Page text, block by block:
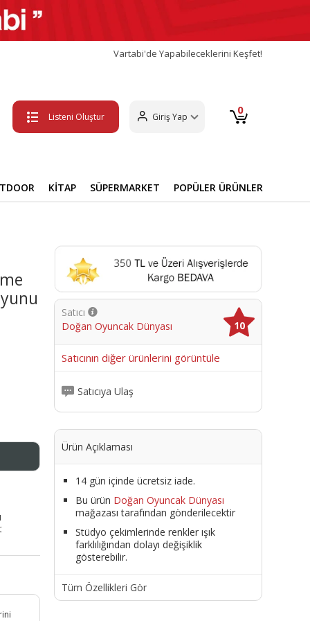
Vartabi'de Yapabileceklerini Keşfet!
Listeni Oluştur Giriş Yap 0
KİTAP SÜPERMARKET POPÜLER ÜRÜNLER
Satıcı
Doğan Oyuncak Dünyası
10
Satıcının diğer ürünlerini görüntüle
Satıcıya Ulaş
Ürün Açıklaması
14 gün içinde ücretsiz iade.
Bu ürün Doğan Oyuncak Dünyası
mağazası tarafından gönderilecektir
Stüdyo çekimlerinde renkler ışık
farklılığından dolayı değişiklik
gösterebilir.
Tüm Özellikleri Gör